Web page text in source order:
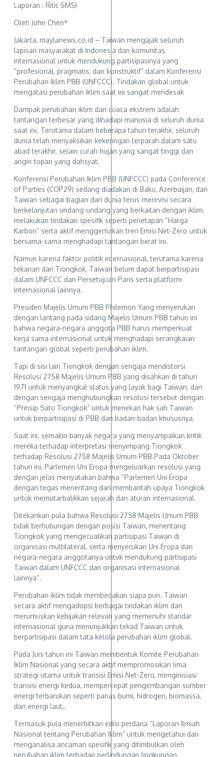
Laporan : Rilis SMSI
Oleh John Chen*
Jakarta, maylanews.co.id – Taiwan mengajak seluruh
lapisan masyarakat di Indonesia dan komunitas
internasional untuk mendukung partisipasinya yang
“profesional, pragmatis, dan konstruktif” dalam Konferensi
Perubahan Iklim PBB (UNFCCC). Tindakan global untuk
mengatasi perubahan iklim saat ini sangat mendesak
Dampak perubahan iklim dan cuaca ekstrem adalah
tantangan terbesar yang dihadapi manusia di seluruh dunia
saat ini. Terutama dalam beberapa tahun terakhir, seluruh
dunia telah menyaksikan kekeringan terparah dalam satu
abad terakhir, selain curah hujan yang sangat tinggi dan
angin topan yang dahsyat.
Konferensi Perubahan Iklim PBB (UNFCCC) pada Conference
of Parties (COP29) sedang diadakan di Baku, Azerbaijan, dan
Taiwan sebagai bagian dari dunia terus merevisi secara
berkelanjutan undang-undang yang berkaitan dengan iklim,
melakukan tindakan spesifik seperti penetapan “Harga
Karbon” serta aktif menggemakan tren Emisi Net-Zero untuk
bersama-sama menghadapi tantangan berat ini.
Namun karena faktor politik internasional, terutama karena
tekanan dari Tiongkok, Taiwan belum dapat berpartisipasi
dalam UNFCCC dan Persetujuan Paris serta platform
internasional lainnya.
Presiden Majelis Umum PBB Philemon Yang menyerukan
dengan lantang pada sidang Majelis Umum PBB tahun ini
bahwa negara-negara anggota PBB harus memperkuat
kerja sama internasional untuk menghadapi serangkaian
tantangan global seperti perubahan iklim.
Tapi di sisi lain Tiongkok dengan sengaja mendistorsi
Resolusi 2758 Majelis Umum PBB yang disahkan di tahun
1971 untuk menyangkal status yang layak bagi Taiwan, dan
dengan sengaja menghubungkan resolusi tersebut dengan
“Prinsip Satu Tiongkok” untuk menekan hak sah Taiwan
untuk berpartisipasi di PBB dan badan-badan khususnya.
Saat ini, semakin banyak negara yang menyampaikan kritik
mereka terhadap interpretasi menyimpang Tiongkok
terhadap Resolusi 2758 Majelis Umum PBB.Pada Oktober
tahun ini, Parlemen Uni Eropa mengeluarkan resolusi yang
dengan jelas menyatakan bahwa “Parlemen Uni Eropa
dengan tegas menentang dan membantah upaya Tiongkok
untuk memutarbalikkan sejarah dan aturan internasional.
Ditekankan pula bahwa Resolusi 2758 Majelis Umum PBB
tidak berhubungan dengan posisi Taiwan, menentang
Tiongkok yang mengecualikan partisipasi Taiwan di
organisasi multilateral, serta menyerukan Uni Eropa dan
negara-negara anggotanya untuk mendukung partisipasi
Taiwan dalam UNFCCC dan organisasi internasional
lainnya”.
Perubahan iklim tidak membedakan siapa pun. Taiwan
secara aktif mengadopsi berbagai tindakan iklim dan
merumuskan kebijakan relevan yang memenuhi standar
internasional guna menunjukkan tekad Taiwan untuk
berpartisipasi dalam tata kelola perubahan iklim global.
Pada Juni tahun ini Taiwan membentuk Komite Perubahan
Iklim Nasional yang secara aktif mempromosikan lima
strategi utama untuk transisi Emisi Net-Zero, menginisiasi
transisi energi kedua, mempercepat pengembangan sumber
energi terbarukan seperti panas bumi, hidrogen, biomassa,
dan energi laut,.
Termasuk pula menerbitkan edisi perdana “Laporan Ilmiah
Nasional tentang Perubahan Iklim” untuk mengetahui dan
menganalisa ancaman spesifik yang ditimbulkan oleh
perubahan iklim terhadap perlindungan lingkungan,